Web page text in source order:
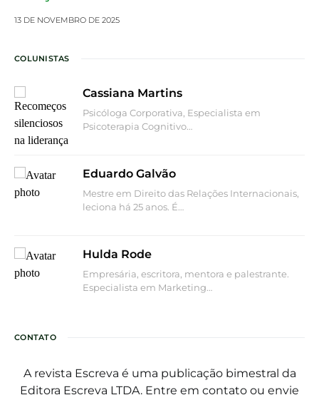
13 DE NOVEMBRO DE 2025
COLUNISTAS
Cassiana Martins
Psicóloga Corporativa, Especialista em
Psicoterapia Cognitivo…
Eduardo Galvão
Mestre em Direito das Relações Internacionais,
leciona há 25 anos. É…
Hulda Rode
Empresária, escritora, mentora e palestrante.
Especialista em Marketing…
CONTATO
A revista Escreva é uma publicação bimestral da
Editora Escreva LTDA. Entre em contato ou envie